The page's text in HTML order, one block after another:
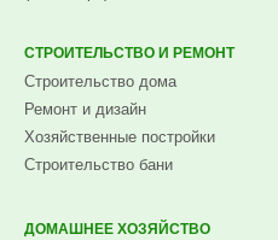
СТРОИТЕЛЬСТВО И РЕМОНТ
Строительство дома
Ремонт и дизайн
Хозяйственные постройки
Строительство бани
ДОМАШНЕЕ ХОЗЯЙСТВО